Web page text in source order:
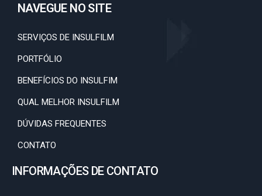
NAVEGUE NO SITE
SERVIÇOS DE INSULFILM
PORTFÓLIO
BENEFÍCIOS DO INSULFIM
QUAL MELHOR INSULFILM
DÚVIDAS FREQUENTES
CONTATO
INFORMAÇÕES DE CONTATO